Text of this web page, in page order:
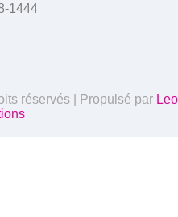
1444
réservés | Propulsé par Leo